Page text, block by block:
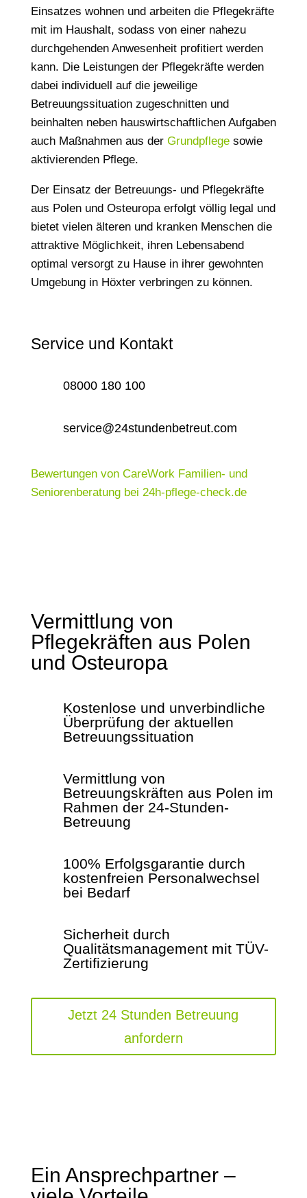
Einsatzes wohnen und arbeiten die Pflegekräfte
mit im Haushalt, sodass von einer nahezu
durchgehenden Anwesenheit profitiert werden
kann. Die Leistungen der Pflegekräfte werden
dabei individuell auf die jeweilige
Betreuungssituation zugeschnitten und
beinhalten neben hauswirtschaftlichen Aufgaben
auch Maßnahmen aus der Grundpflege sowie
aktivierenden Pflege.
Der Einsatz der Betreuungs- und Pflegekräfte
aus Polen und Osteuropa erfolgt völlig legal und
bietet vielen älteren und kranken Menschen die
attraktive Möglichkeit, ihren Lebensabend
optimal versorgt zu Hause in ihrer gewohnten
Umgebung in Höxter verbringen zu können.
Service und Kontakt
08000 180 100
service@24stundenbetreut.com
Bewertungen von CareWork Familien- und
Seniorenberatung bei 24h-pflege-check.de
Vermittlung von
Pflegekräften aus Polen
und Osteuropa
Kostenlose und unverbindliche
Überprüfung der aktuellen
Betreuungssituation
Vermittlung von
Betreuungskräften aus Polen im
Rahmen der 24-Stunden-
Betreuung
100% Erfolgsgarantie durch
kostenfreien Personalwechsel
bei Bedarf
Sicherheit durch
Qualitätsmanagement mit TÜV-
Zertifizierung
Jetzt 24 Stunden Betreuung
anfordern
Ein Ansprechpartner –